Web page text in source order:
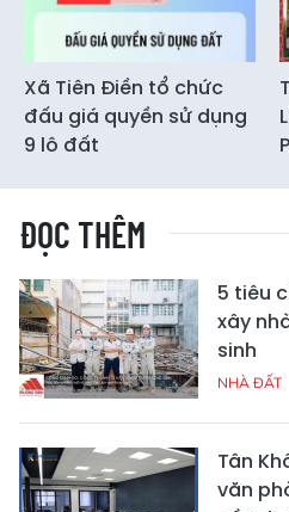
Xã Tiên Điền tổ chức
đấu giá quyền sử dụng
9 lô đất
ĐỌC THÊM
5 tiêu
xây
sinh
NHÀ ĐẤT
Tân
văn